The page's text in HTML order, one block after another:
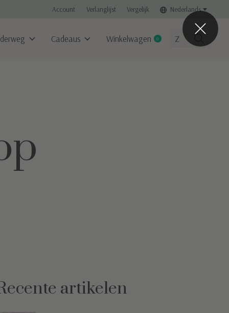
Account Verlanglijst Vergelijk Nederlands
Cadeaus Winkelwagen 0items
artikelen